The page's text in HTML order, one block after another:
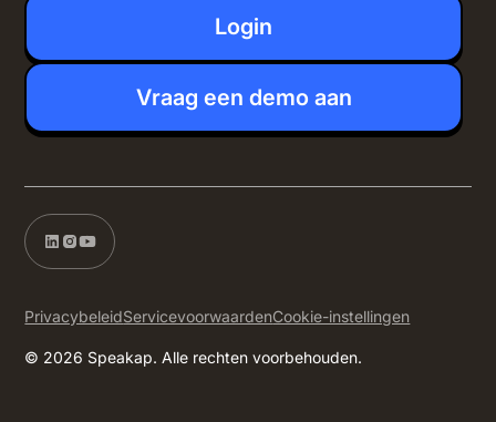
Login
Vraag een demo aan
© 2026 Speakap. Alle rechten voorbehouden.
PrivacybeleidServicevoorwaardenCookie-instellingen